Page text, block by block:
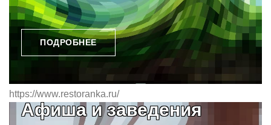
ПОДРОБНЕЕ
https://www.restoranka.ru/
Афиша и заведения